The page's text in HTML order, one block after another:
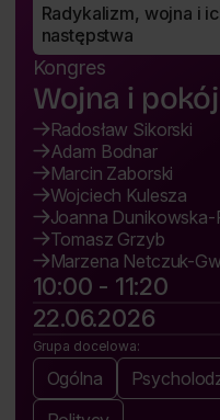
Radykalizm, wojna i
następstwa
Kongres
Wojna i pokój
Radosław Sikorski
Adam Bodnar
Marcin Zaborski
Wojciech Kulesza
Joanna Dunikowska-
Tomasz Grzyb
Marzena Netczuk-
10:00 - 11:20
22.06.2026
Grupa docelowa:
Ogólna